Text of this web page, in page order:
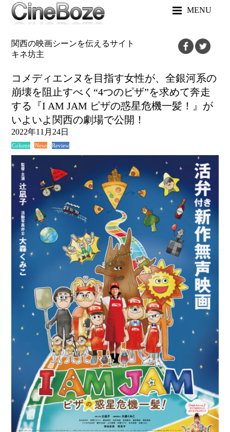
MENU
関西の映画シーンを伝えるサイト
キネ坊主
コメディエンヌを目指す女性が、全銀河系の
崩壊を阻止すべく“4つのピザ”を求めて奔走
する『I AM JAM ピザの惑星危機一髪！』が
いよいよ関西の劇場で公開！
2022年11月24日
Column News Review